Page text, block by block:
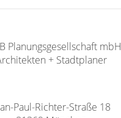
Planungsgesellschaft mbH
+ Stadtplaner
Paul-Richter-Straße 18